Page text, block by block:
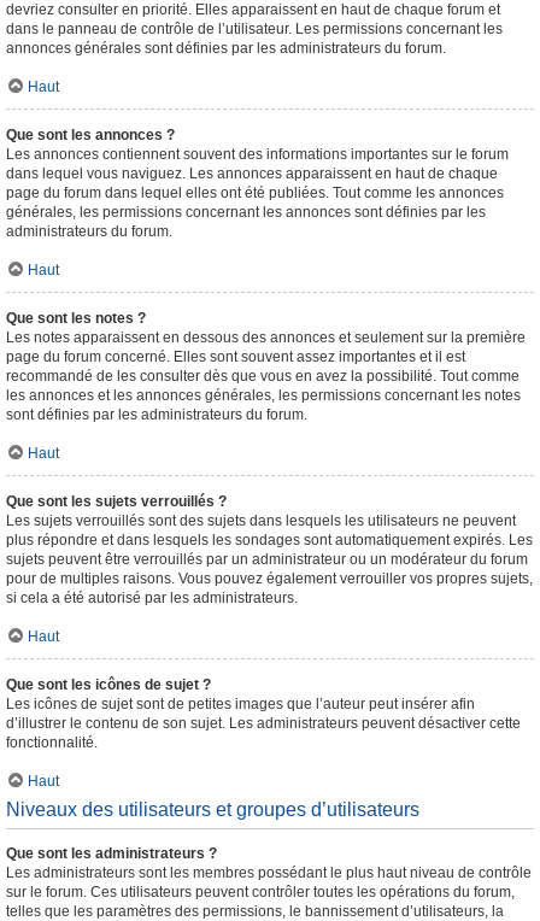
devriez consulter en priorité. Elles apparaissent en haut de chaque forum et
dans le panneau de contrôle de l’utilisateur. Les permissions concernant les
annonces générales sont définies par les administrateurs du forum.
Haut
Que sont les annonces ?
Les annonces contiennent souvent des informations importantes sur le forum
dans lequel vous naviguez. Les annonces apparaissent en haut de chaque
page du forum dans lequel elles ont été publiées. Tout comme les annonces
générales, les permissions concernant les annonces sont définies par les
administrateurs du forum.
Haut
Que sont les notes ?
Les notes apparaissent en dessous des annonces et seulement sur la première
page du forum concerné. Elles sont souvent assez importantes et il est
recommandé de les consulter dès que vous en avez la possibilité. Tout comme
les annonces et les annonces générales, les permissions concernant les notes
sont définies par les administrateurs du forum.
Haut
Que sont les sujets verrouillés ?
Les sujets verrouillés sont des sujets dans lesquels les utilisateurs ne peuvent
plus répondre et dans lesquels les sondages sont automatiquement expirés. Les
sujets peuvent être verrouillés par un administrateur ou un modérateur du forum
pour de multiples raisons. Vous pouvez également verrouiller vos propres sujets,
si cela a été autorisé par les administrateurs.
Haut
Que sont les icônes de sujet ?
Les icônes de sujet sont de petites images que l’auteur peut insérer afin
d’illustrer le contenu de son sujet. Les administrateurs peuvent désactiver cette
fonctionnalité.
Haut
Niveaux des utilisateurs et groupes d’utilisateurs
Que sont les administrateurs ?
Les administrateurs sont les membres possédant le plus haut niveau de contrôle
sur le forum. Ces utilisateurs peuvent contrôler toutes les opérations du forum,
telles que les paramètres des permissions, le bannissement d’utilisateurs, la